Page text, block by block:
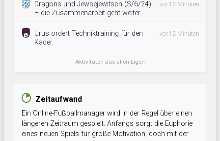
Dragons und Jewsejewitsch (S/6/24)
– die Zusammenarbeit geht weiter.
vor 12 Minuten
Urus ordert Techniktraining für den
Kader.
vor 12 Minuten
Aktivitäten aus allen Ligen
Zeitaufwand
Ein Online-Fußballmanager wird in der Regel über einen
längeren Zeitraum gespielt. Anfangs sorgt die Euphorie
eines neuen Spiels für große Motivation, doch mit der